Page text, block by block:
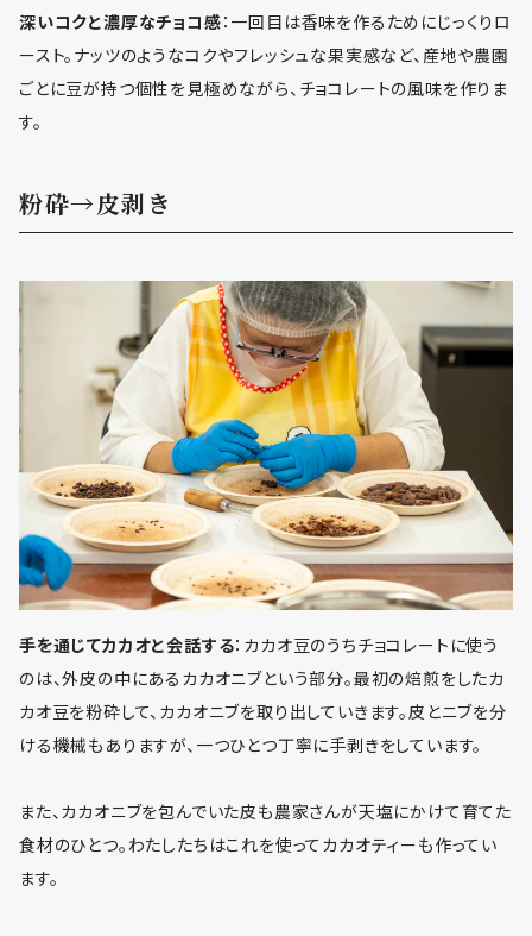
深いコクと濃厚なチョコ感：一回目は香味を作るためにじっくりロ
ースト。ナッツのようなコクやフレッシュな果実感など、産地や農園
ごとに豆が持つ個性を見極めながら、チョコレートの風味を作りま
す。
粉砕→皮剥き
手を通じてカカオと会話する：カカオ豆のうちチョコレートに使う
のは、外皮の中にあるカカオニブという部分。最初の焙煎をしたカ
カオ豆を粉砕して、カカオニブを取り出していきます。皮とニブを分
ける機械もありますが、一つひとつ丁寧に手剥きをしています。
また、カカオニブを包んでいた皮も農家さんが天塩にかけて育てた
食材のひとつ。わたしたちはこれを使ってカカオティーも作ってい
ます。